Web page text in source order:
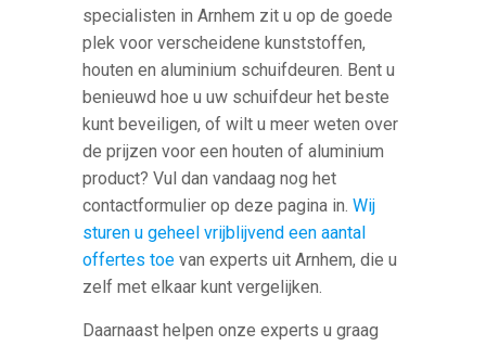
specialisten in Arnhem zit u op de goede
plek voor verscheidene kunststoffen,
houten en aluminium schuifdeuren. Bent u
benieuwd hoe u uw schuifdeur het beste
kunt beveiligen, of wilt u meer weten over
de prijzen voor een houten of aluminium
product? Vul dan vandaag nog het
contactformulier op deze pagina in.Wij
sturen u geheel vrijblijvend een aantal
offertes toe van experts uit Arnhem, die u
zelf met elkaar kunt vergelijken.
Daarnaast helpen onze experts u graag